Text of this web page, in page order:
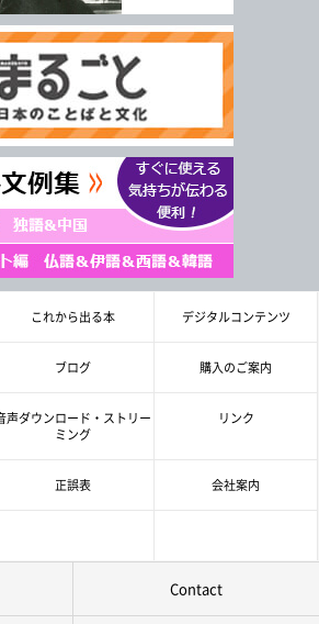
これから出る本 デジタルコンテンツ
ブログ 購入のご案内
声ダウンロード・ストリー
ミング
リンク
正誤表 会社案内
Contact